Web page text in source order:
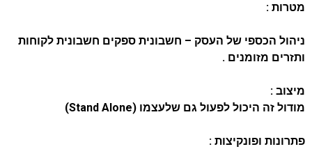
מטרות :
ניהול הכספי של העסק – חשבונית ספקים חשבונית לקוחות
ותזרים מזומנים .
מיצוב :
מודול זה היכול לפעול גם שלעצמו (Stand Alone)
פתרונות ופונקיצות :